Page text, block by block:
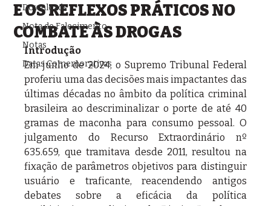
Downloads
Nota de Falecimento
Notas
Datas Comemorativas
E OS REFLEXOS PRÁTICOS NO
COMBATE ÀS DROGAS
Introdução
Em junho de 2024, o Supremo Tribunal Federal
proferiu uma das decisões mais impactantes das
últimas décadas no âmbito da política criminal
brasileira ao descriminalizar o porte de até 40
gramas de maconha para consumo pessoal. O
julgamento do Recurso Extraordinário nº
635.659, que tramitava desde 2011, resultou na
fixação de parâmetros objetivos para distinguir
usuário e traficante, reacendendo antigos
debates sobre a eficácia da política